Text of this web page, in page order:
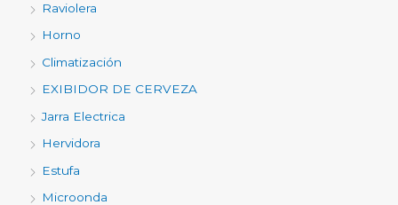
Raviolera
Horno
Climatización
EXIBIDOR DE CERVEZA
Jarra Electrica
Hervidora
Estufa
Microonda